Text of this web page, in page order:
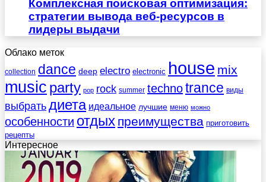
Комплексная поисковая оптимизация:
стратегии вывода веб-ресурсов в
лидеры выдачи
Облако меток
collection dance deep electro electronic house mix
music party pop rock summer technotrance виды
выбратьдиета идеальное лучшие меню можно
особенности отдых преимущества приготовить
рецепты
Интересное